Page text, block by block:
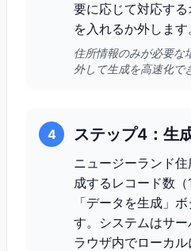
要に応じて対応す
を入れるか外します
住所情報のみが必要な
外して生成を高速化で
4 ステップ4：生
ニュージーランド
成するレコード数（
「データを生成」
す。システムはサ
ラウザ内でローカ